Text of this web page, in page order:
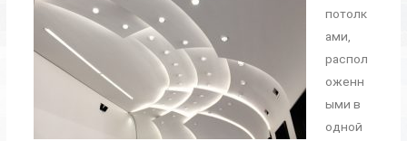
потолк
ами,
распол
оженн
ыми в
одной